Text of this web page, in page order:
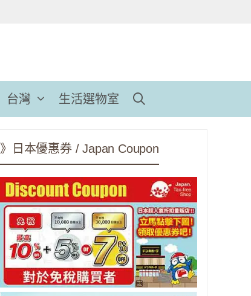
台灣 生活選物室
》日本優惠券 / Japan Coupon